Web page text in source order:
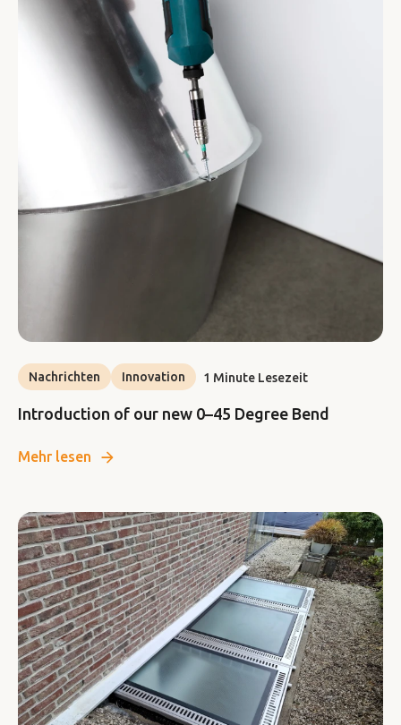
Nachrichten Innovation 1 Minute Lesezeit
Introduction of our new 0–45 Degree Bend
Mehr lesen